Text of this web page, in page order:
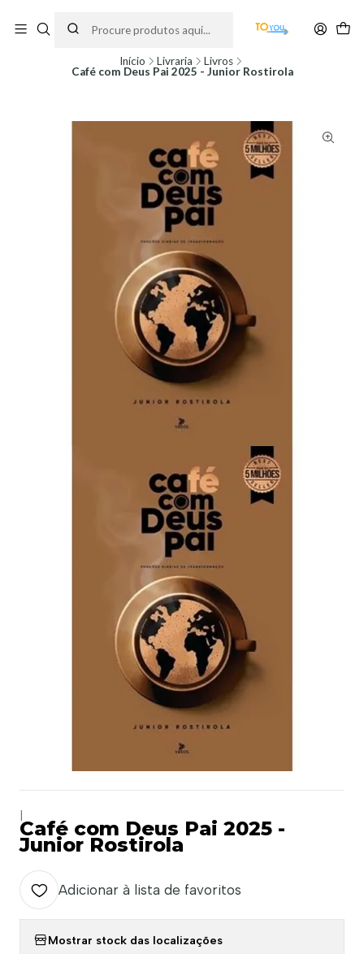
partir do dia 11 de Agosto, às 10H.
Início Livraria
Livros
Café com Deus Pai 2025 - Junior Rostirola
Café com Deus Pai 2025 -
Junior Rostirola
Adicionar à lista de favoritos
Mostrar stock das localizações